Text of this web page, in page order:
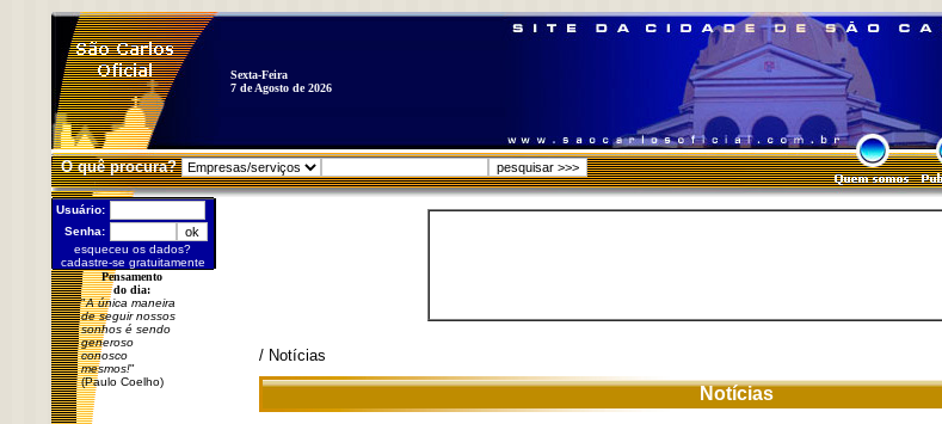
Sexta-Feira
7 de Agosto de 2026
O quê procura?
Usuário:
Senha:
esqueceu os dados?
cadastre-se gratuitamente
Pensamento
do dia:
"A única maneira
de seguir nossos
sonhos é sendo
generoso
conosco
mesmos!"
(Paulo Coelho)
/ Notícias
Notícias